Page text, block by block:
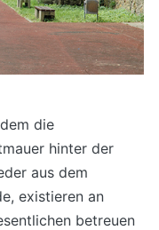
die
hinter der
aus dem
existieren an
betreuen